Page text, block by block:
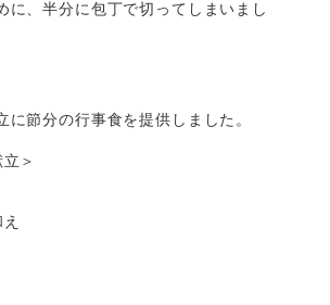
に、半分に包丁で切ってしまいまし
に節分の行事食を提供しました。
＞